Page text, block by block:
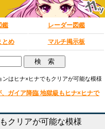
鑑 レーダー図鑑
とめ マルチ掲示板
ンはヒナ×ヒナでもクリアが可能な模様
ガイア降臨 地獄級もヒナ×ヒナで
クリアが可能な模様